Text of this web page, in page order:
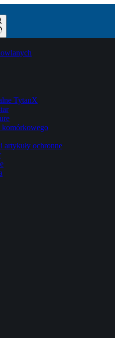
TytanX
komórkowego
artykuły ochronne